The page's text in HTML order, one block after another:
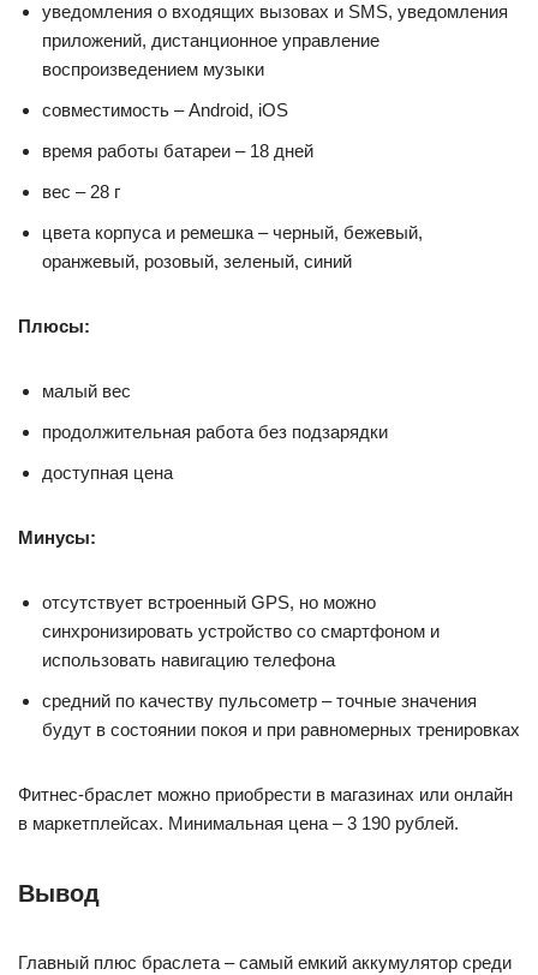
уведомления о входящих вызовах и SMS, уведомления
приложений, дистанционное управление
воспроизведением музыки
совместимость – Android, iOS
время работы батареи – 18 дней
вес – 28 г
цвета корпуса и ремешка – черный, бежевый,
оранжевый, розовый, зеленый, синий
Плюсы:
малый вес
продолжительная работа без подзарядки
доступная цена
Минусы:
отсутствует встроенный GPS, но можно
синхронизировать устройство со смартфоном и
использовать навигацию телефона
средний по качеству пульсометр – точные значения
будут в состоянии покоя и при равномерных тренировках
Фитнес-браслет можно приобрести в магазинах или онлайн
в маркетплейсах. Минимальная цена – 3 190 рублей.
Вывод
Главный плюс браслета – самый емкий аккумулятор среди